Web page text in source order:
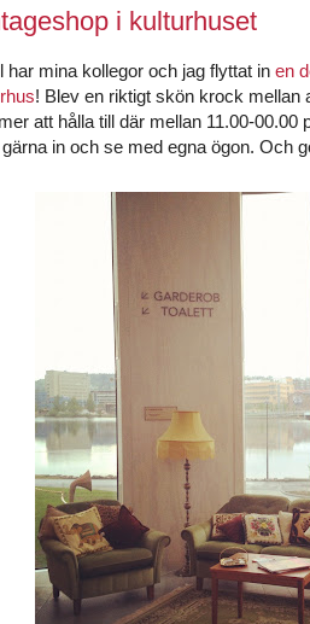
i kulturhuset
har mina kollegor och jag flyttat in en
! Blev en riktigt skön krock mellan
att hålla till där mellan 11.00-00.00
in och se med egna ögon. Och